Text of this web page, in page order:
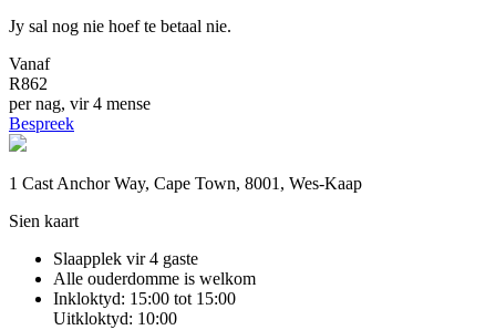
Jy sal nog nie hoef te betaal nie.
Vanaf
R862
per nag, vir 4 mense
Bespreek
1 Cast Anchor Way, Cape Town, 8001, Wes-Kaap
Sien kaart
Slaapplek vir 4 gaste
Alle ouderdomme is welkom
Inkloktyd: 15:00 tot 15:00
Uitkloktyd: 10:00